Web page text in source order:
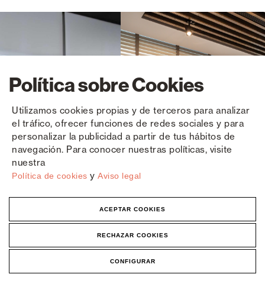
Política sobre Cookies
Utilizamos cookies propias y de terceros para analizar
el tráfico, ofrecer funciones de redes sociales y para
personalizar la publicidad a partir de tus hábitos de
navegación. Para conocer nuestras políticas, visite
nuestra
Política de cookies y Aviso legal
ACEPTAR COOKIES
RECHAZAR COOKIES
CONFIGURAR